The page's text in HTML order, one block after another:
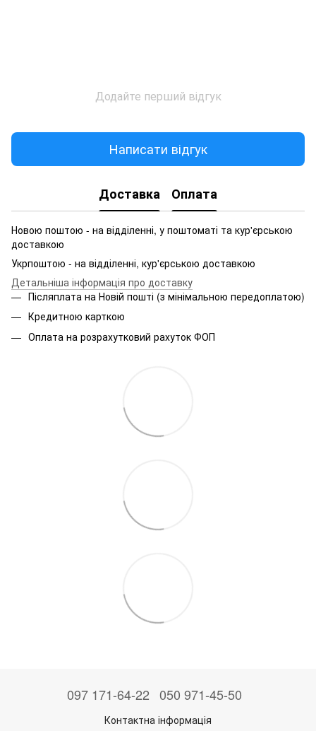
Додайте перший відгук
Написати відгук
Доставка Оплата
Новою поштою - на відділенні, у поштоматі та кур'єрською
доставкою
Укрпоштою - на відділенні, кур'єрською доставкою
Детальніша інформація про доставку
Післяплата на Новій пошті (з мінімальною передоплатою)
Кредитною карткою
Оплата на розрахутковий рахуток ФОП
097 171-64-22 050 971-45-50
Контактна інформація